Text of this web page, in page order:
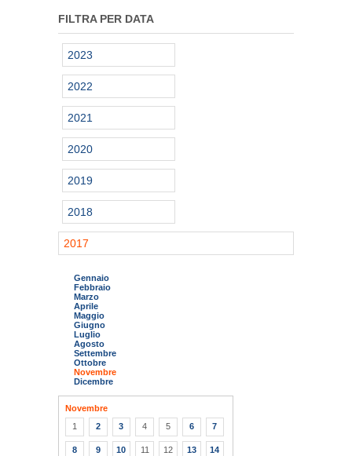
FILTRA PER DATA
2023
2022
2021
2020
2019
2018
2017
Gennaio
Febbraio
Marzo
Aprile
Maggio
Giugno
Luglio
Agosto
Settembre
Ottobre
Novembre
Dicembre
Novembre
1
2 3 4 5 6 7
8 9 10 11 12 13 14